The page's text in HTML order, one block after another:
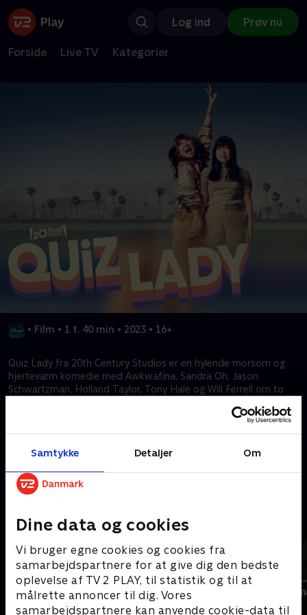
Samtykke Detaljer Om
Dine data og cookies
Vi bruger egne cookies og cookies fra
samarbejdspartnere for at give dig den bedste
oplevelse af TV 2 PLAY, til statistik og til at
målrette annoncer til dig. Vores
samarbejdspartnere kan anvende cookie-data til
Log ind Prøv nu
Forside Live TV Kategorier
• Film • 1 t. 40 min • 2023 • 16+
Quiz Lady fra 20th Century Studios er en hylende morsom og
hjertevarm komedie med Awkwafina, Sandra Oh, Jason
Schwartzman, Holland Taylor, Tony Hale og Will Ferrell om to
med hinanden, og det gameshow, som kan vise sig at være
Kræver tilkøb
Mere indhold fra Disney+